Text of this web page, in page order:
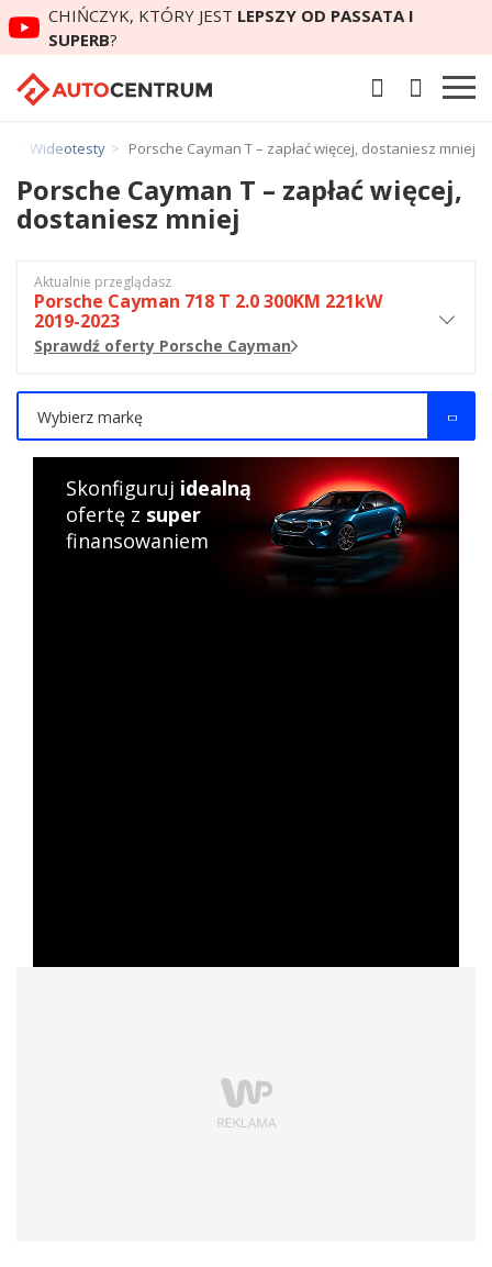
CHIŃCZYK, KTÓRY JEST LEPSZY OD PASSATA I
SUPERB?
Wideotesty Porsche Cayman T – zapłać więcej, dostaniesz mniej
Porsche Cayman T – zapłać więcej,
dostaniesz mniej
Aktualnie przeglądasz
Porsche Cayman 718 T 2.0 300KM 221kW
2019-2023
Sprawdź oferty Porsche Cayman
Wybierz markę
Skonfiguruj idealną
ofertę z super
finansowaniem